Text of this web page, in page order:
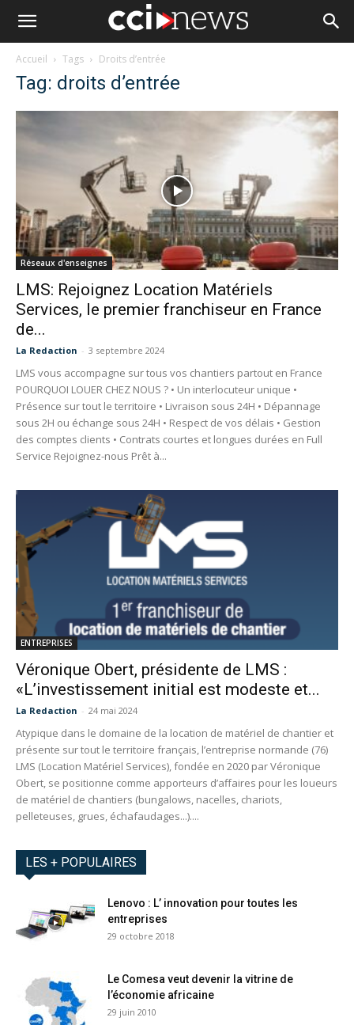
Accueil Tags Droits d’entrée
Tag: droits d’entrée
Réseaux d'enseignes
LMS: Rejoignez Location Matériels
Services, le premier franchiseur en France
de...
La Redaction - 3 septembre 2024
LMS vous accompagne sur tous vos chantiers partout en France
POURQUOI LOUER CHEZ NOUS ? • Un interlocuteur unique •
Présence sur tout le territoire • Livraison sous 24H • Dépannage
sous 2H ou échange sous 24H • Respect de vos délais • Gestion
des comptes clients • Contrats courtes et longues durées en Full
Service Rejoignez-nous Prêt à...
ENTREPRISES
Véronique Obert, présidente de LMS :
«L’investissement initial est modeste et...
La Redaction - 24 mai 2024
Atypique dans le domaine de la location de matériel de chantier et
présente sur tout le territoire français, l’entreprise normande (76)
LMS (Location Matériel Services), fondée en 2020 par Véronique
Obert, se positionne comme apporteurs d’affaires pour les loueurs
de matériel de chantiers (bungalows, nacelles, chariots,
pelleteuses, grues, échafaudages...)....
LES + POPULAIRES
Lenovo : L’ innovation pour toutes les
entreprises
29 octobre 2018
Le Comesa veut devenir la vitrine de
l’économie africaine
29 juin 2010